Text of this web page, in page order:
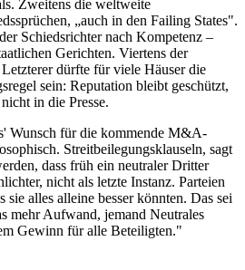
Zweitens die weltweite
„auch in den Failing States".
Schiedsrichter nach Kompetenz –
Gerichten. Viertens der
dürfte für viele Häuser die
sein: Reputation bleibt geschützt,
in die Presse.
Wunsch für die kommende M&A-
Streitbeilegungsklauseln, sagt
dass früh ein neutraler Dritter
nicht als letzte Instanz. Parteien
sie alles alleine besser könnten. Das sei
mehr Aufwand, jemand Neutrales
Gewinn für alle Beteiligten."